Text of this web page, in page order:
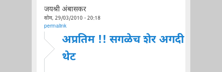
जयश्री अंबासकर
सोम, 29/03/2010 - 20:18
permalink
अप्रतिम !! सगळेच शेर अगदी
थेट